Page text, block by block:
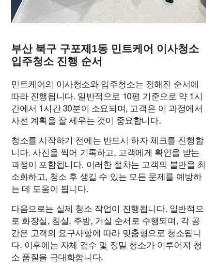
부산 북구 구포제1동 민트케어 이사청소
입주청소 진행 순서
민트케어의 이사청소와 입주청소는 정해진 순서에
따라 진행됩니다. 일반적으로 10평 기준으로 약 1시
간에서 1시간 30분이 소요되며, 고객은 이 과정에서
사전 계획을 잘 세우는 것이 중요합니다.
청소를 시작하기 전에는 반드시 하자 체크를 진행합
니다. 사진을 찍어 기록하고, 고객에게 확인을 받는
과정이 포함됩니다. 이러한 절차는 고객의 불만을 최
소화하고, 청소 후 생길 수 있는 모든 문제를 예방하
는 데 도움이 됩니다.
다음으로는 실제 청소 작업이 진행됩니다. 일반적으
로 화장실, 침실, 주방, 거실 순서로 수행되며, 각 공
간은 고객의 요구사항에 따라 맞춤형으로 청소됩니
다. 이후에는 자체 검수 및 정밀 청소가 이루어져 청
소 품질을 극대화합니다.